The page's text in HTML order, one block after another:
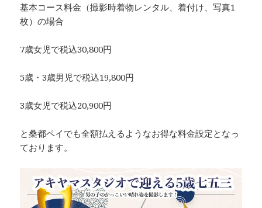
基本コース料金（撮影時着物レンタル、着付け、写真1
枚）の場合
7歳女児で税込30,800円
5歳・3歳男児で税込19,800円
3歳女児で税込20,900円
と桑都ペイでも全額払えるようなお得な料金設定となっ
ております。